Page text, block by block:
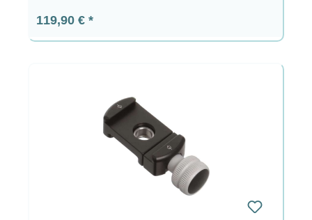
Regulärer Preis:
119,90 €